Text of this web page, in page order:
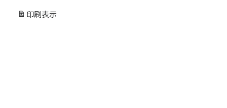
リ
印刷 表示